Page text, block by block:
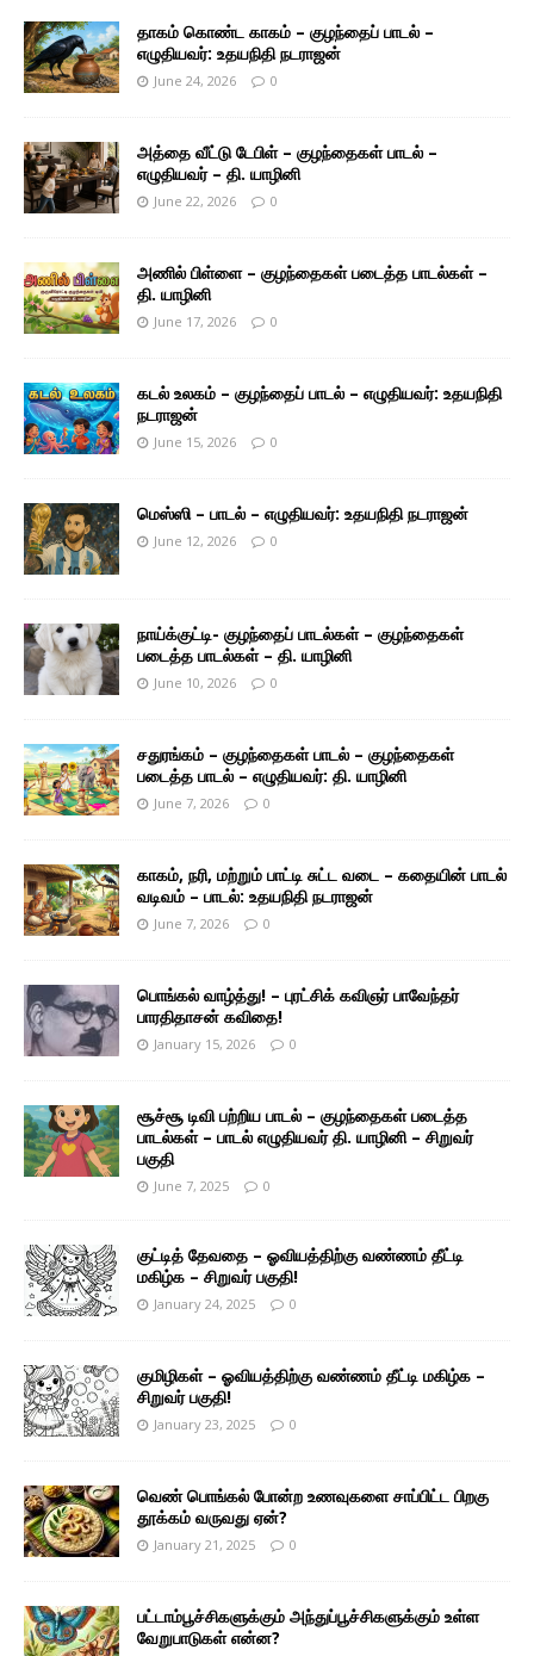
தாகம் கொண்ட காகம் – குழந்தைப் பாடல் –
எழுதியவர்: உதயநிதி நடராஜன்
June 24, 2026 0
அத்தை வீட்டு டேபிள் – குழந்தைகள் பாடல் –
எழுதியவர் – தி. யாழினி
June 22, 2026 0
அணில் பிள்ளை – குழந்தைகள் படைத்த பாடல்கள் –
தி. யாழினி
June 17, 2026 0
கடல் உலகம் – குழந்தைப் பாடல் – எழுதியவர்: உதயநிதி
நடராஜன்
June 15, 2026 0
மெஸ்ஸி – பாடல் – எழுதியவர்: உதயநிதி நடராஜன்
June 12, 2026 0
நாய்க்குட்டி- குழந்தைப் பாடல்கள் – குழந்தைகள்
படைத்த பாடல்கள் – தி. யாழினி
June 10, 2026 0
சதுரங்கம் – குழந்தைகள் பாடல் – குழந்தைகள்
படைத்த பாடல் – எழுதியவர்: தி. யாழினி
June 7, 2026 0
காகம், நரி, மற்றும் பாட்டி சுட்ட வடை – கதையின் பாடல்
வடிவம் – பாடல்: உதயநிதி நடராஜன்
June 7, 2026 0
பொங்கல் வாழ்த்து! – புரட்சிக் கவிஞர் பாவேந்தர்
பாரதிதாசன் கவிதை!
January 15, 2026 0
சூச்சூ டிவி பற்றிய பாடல் – குழந்தைகள் படைத்த
பாடல்கள் – பாடல் எழுதியவர் தி. யாழினி – சிறுவர்
பகுதி
June 7, 2025 0
குட்டித் தேவதை – ஓவியத்திற்கு வண்ணம் தீட்டி
மகிழ்க – சிறுவர் பகுதி!
January 24, 2025 0
குமிழிகள் – ஓவியத்திற்கு வண்ணம் தீட்டி மகிழ்க –
சிறுவர் பகுதி!
January 23, 2025 0
வெண் பொங்கல் போன்ற உணவுகளை சாப்பிட்ட பிறகு
தூக்கம் வருவது ஏன்?
January 21, 2025 0
பட்டாம்பூச்சிகளுக்கும் அந்துப்பூச்சிகளுக்கும் உள்ள
வேறுபாடுகள் என்ன?